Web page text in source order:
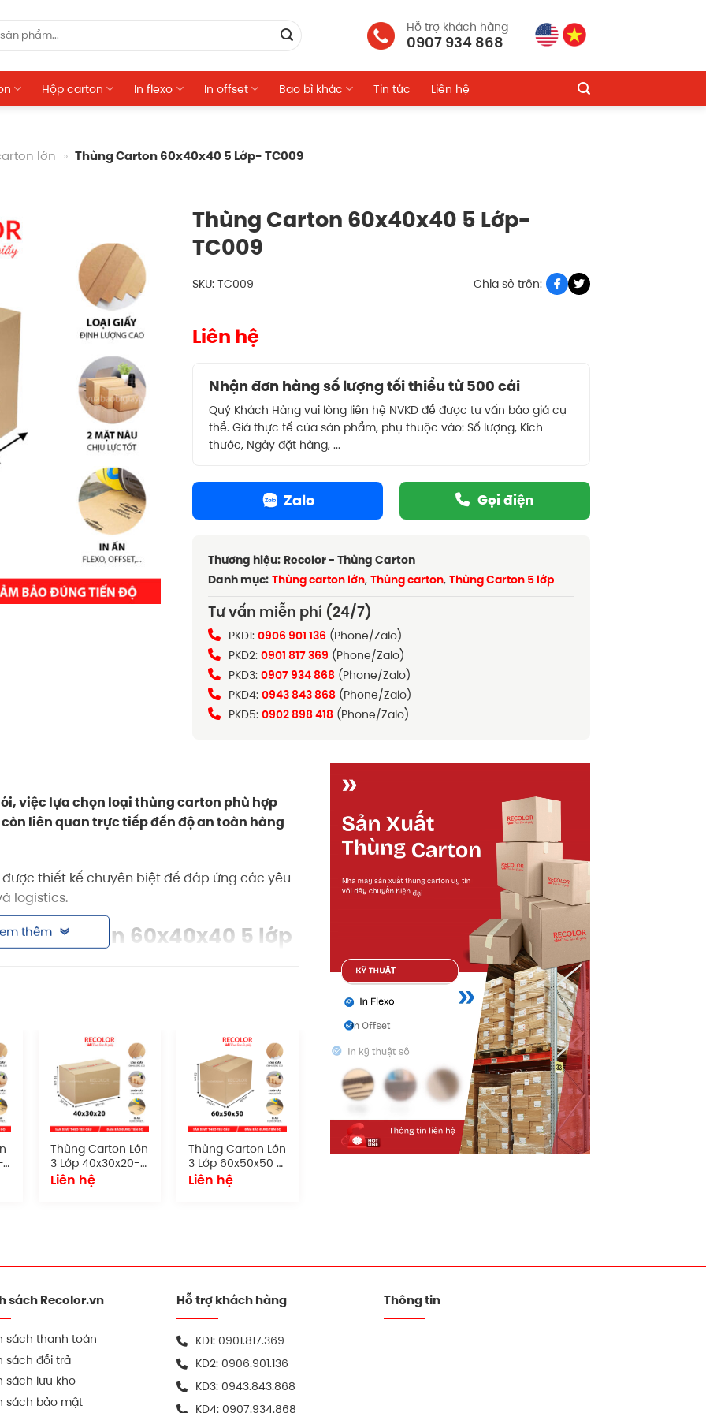
Hỗ trợ khách hàng
0907 934 868
Hộp carton In flexo In offset Bao bì khác Tin tức Liên hệ
lớn » Thùng Carton 60x40x40 5 Lớp- TC009
Thùng Carton 60x40x40 5 Lớp-
TC009
SKU: TC009 Chia sẻ trên:
Liên hệ
Nhận đơn hàng số lượng tối thiểu từ 500 cái
Quý Khách Hàng vui lòng liên hệ NVKD để được tư vấn báo giá cụ
thể. Giá thực tế của sản phẩm, phụ thuộc vào: Số lượng, Kích
thước, Ngày đặt hàng, ...
Zalo Gọi điện
Thương hiệu: Recolor - Thùng Carton
Danh mục: Thùng carton lớn, Thùng carton, Thùng Carton 5 lớp
Tư vấn miễn phí (24/7)
PKD1: 0906 901 136 (Phone/Zalo)
PKD2: 0901 817 369 (Phone/Zalo)
PKD3: 0907 934 868 (Phone/Zalo)
PKD4: 0943 843 868 (Phone/Zalo)
PKD5: 0902 898 418 (Phone/Zalo)
việc lựa chọn loạithùng carton phù hợp
liên quan trực tiếp đến độ an toàn hàng
thiết kế chuyên biệt để đáp ứng các yêu
logistics.
carton 60x40x40 5 lớp
dễ dàng xếp chồng, vận chuyển và lưu trữ.
chất lượng tốt
yêu cầu
thống
5 lớp
kỹ lưỡng, đảm bảo độ dày, độ bền và khả
ưu tiên tone kraft vàng cổ điển hoặc
thêm
Thùng Carton Lớn
3 Lớp 40x30x20-
TC003
Liên hệ
Thùng Carton Lớn
3 Lớp 60x50x50 –
TC005
Liên hệ
sách Recolor.vn
sách thanh toán
sách đổi trả
sách lưu kho
sách bảo mật
Hỗ trợ khách hàng
KD1: 0901.817.369
KD2: 0906.901.136
KD3: 0943.843.868
KD4: 0907.934.868
Thông tin